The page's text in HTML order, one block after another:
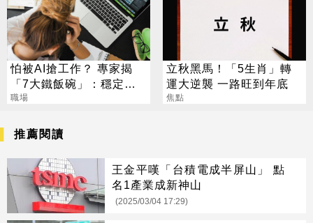
怕被AI搶工作？ 專家揭
「7大鐵飯碗」：穩定又
高薪
職場
立秋黑馬！「5生肖」轉
運大逆襲 一路旺到年底
焦點
推薦閱讀
王金平嘆「台積電成半屏山」 點
名1產業成新神山
(2025/03/04 17:29)